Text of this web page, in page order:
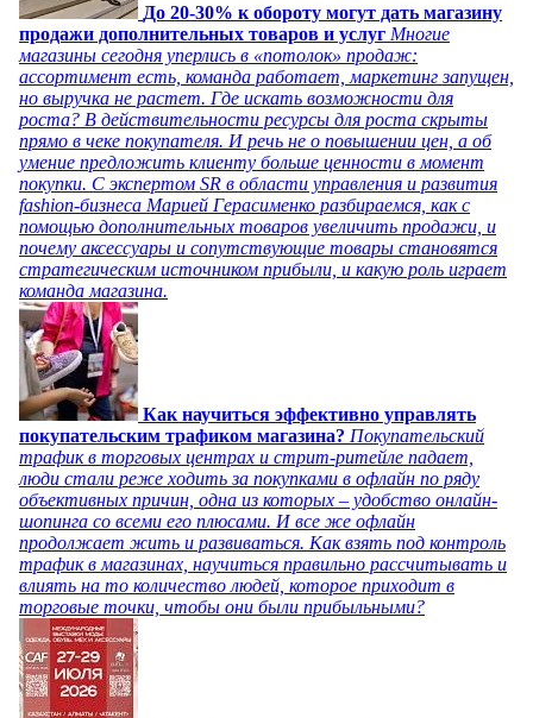
До 20-30% к обороту могут дать магазину
продажи дополнительных товаров и услуг Многие
магазины сегодня уперлись в «потолок» продаж:
ассортимент есть, команда работает, маркетинг запущен,
но выручка не растет. Где искать возможности для
роста? В действительности ресурсы для роста скрыты
прямо в чеке покупателя. И речь не о повышении цен, а об
умение предложить клиенту больше ценности в момент
покупки. С экспертом SR в области управления и развития
fashion-бизнеса Марией Герасименко разбираемся, как с
помощью дополнительных товаров увеличить продажи, и
почему аксессуары и сопутствующие товары становятся
стратегическим источником прибыли, и какую роль играет
команда магазина.
Как научиться эффективно управлять
покупательским трафиком магазина? Покупательский
трафик в торговых центрах и стрит-ритейле падает,
люди стали реже ходить за покупками в офлайн по ряду
объективных причин, одна из которых – удобство онлайн-
шопинга со всеми его плюсами. И все же офлайн
продолжает жить и развиваться. Как взять под контроль
трафик в магазинах, научиться правильно рассчитывать и
влиять на то количество людей, которое приходит в
торговые точки, чтобы они были прибыльными?